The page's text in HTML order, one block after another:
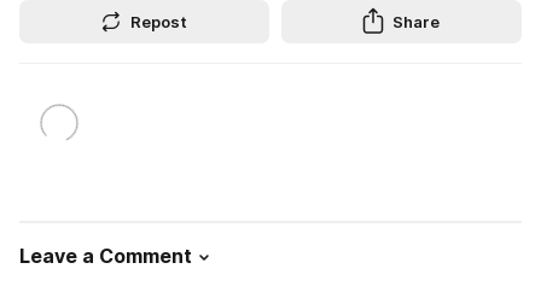
Repost Share
Leave a Comment